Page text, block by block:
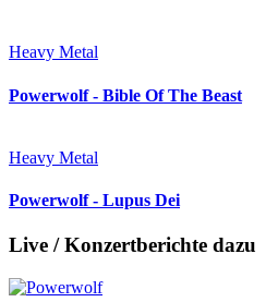
Heavy Metal
Powerwolf - Bible Of The Beast
Heavy Metal
Powerwolf - Lupus Dei
Live / Konzertberichte dazu